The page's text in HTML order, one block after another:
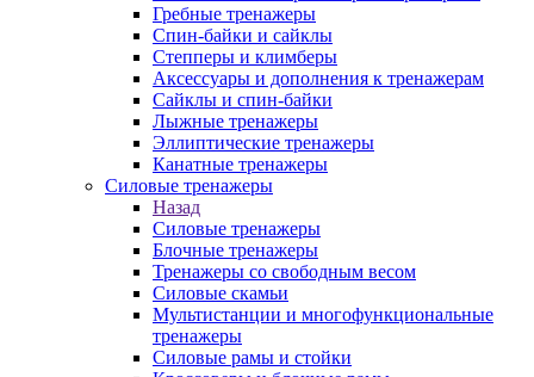
Гребные тренажеры
Спин-байки и сайклы
Степперы и климберы
Аксессуары и дополнения к тренажерам
Сайклы и спин-байки
Лыжные тренажеры
Эллиптические тренажеры
Канатные тренажеры
Силовые тренажеры
Назад
Силовые тренажеры
Блочные тренажеры
Тренажеры со свободным весом
Силовые скамьи
Мультистанции и многофункциональные
тренажеры
Силовые рамы и стойки